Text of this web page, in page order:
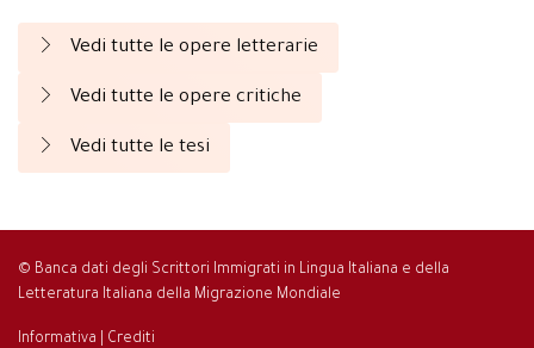
Vedi tutte le opere letterarie
Vedi tutte le opere critiche
Vedi tutte le tesi
© Banca dati degli Scrittori Immigrati in Lingua Italiana e della
Letteratura Italiana della Migrazione Mondiale
Informativa Crediti